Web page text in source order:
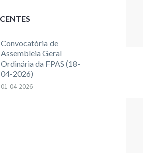
Convocatória de
Assembleia Geral
Ordinária da FPAS (18-
04-2026)
01-04-2026